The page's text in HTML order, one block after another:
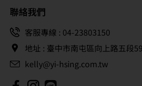
聯絡我們
客服專線 : 04-23803150
地址 : 臺中市南屯區向上路五段
kelly@yi-hsing.com.tw